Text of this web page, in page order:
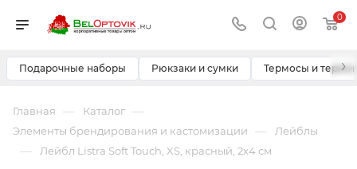
0
Подарочные наборы Рюкзаки и сумки Термосы и ›
Главная — Каталог —
Элементы брендирования и кастомизации — Лейблы
— Лейбл Listra Soft Touch, XS, красный, 2х4 см